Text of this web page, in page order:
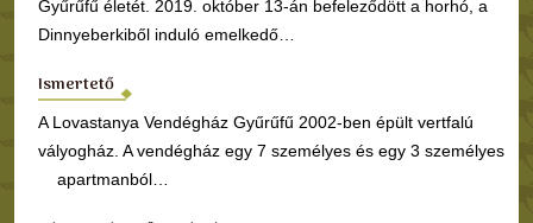
Gyűrűfű életét. 2019. október 13-án befeleződött a horhó, a
Dinnyeberkiből induló emelkedő…
Ismertető
A Lovastanya Vendégház Gyűrűfű 2002-ben épült vertfalú
vályogház. A vendégház egy 7 személyes és egy 3 személyes
apartmanból…